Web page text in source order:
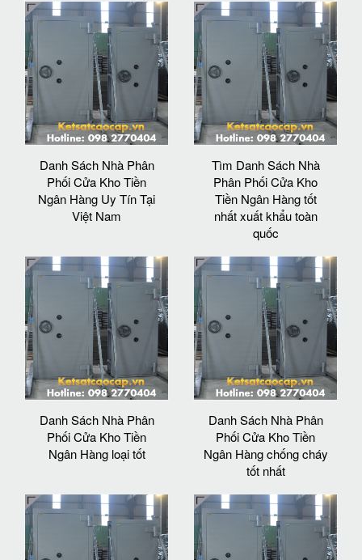
Danh Sách Nhà Phân
Phối Cửa Kho Tiền
Ngân Hàng Uy Tín Tại
Việt Nam
Tìm Danh Sách Nhà
Phân Phối Cửa Kho
Tiền Ngân Hàng tốt
nhất xuất khẩu toàn
quốc
Danh Sách Nhà Phân
Phối Cửa Kho Tiền
Ngân Hàng loại tốt
Danh Sách Nhà Phân
Phối Cửa Kho Tiền
Ngân Hàng chống cháy
tốt nhất